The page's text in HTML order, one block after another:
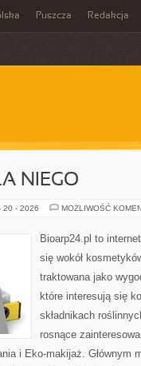
Puszcza Redakcja
NIEGO
20 - 2026 MOŻLIWOŚĆ
Bioarp24.pl to
się wokół
traktowana jako
które interesują się
składnikach
rosnące
i Eko-makijaż. Głównym